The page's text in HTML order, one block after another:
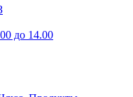
до 14.00